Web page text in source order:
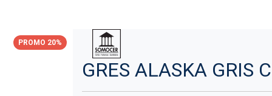
PROMO 20%
GRES ALASKA GRIS